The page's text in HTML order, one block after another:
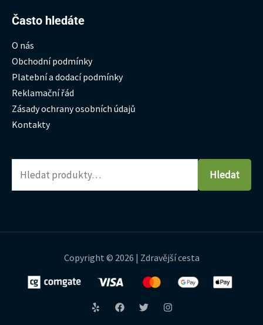
Často hledáte
O nás
Obchodní podmínky
Platební a dodací podmínky
Reklamační řád
Zásady ochrany osobních údajů
Kontakty
Hledat:
Hledat
Copyright © 2026 | Zdravější cesta